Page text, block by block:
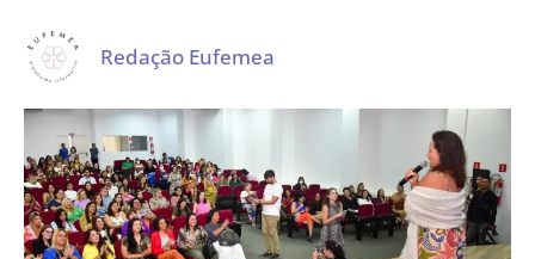
Redação Eufemea